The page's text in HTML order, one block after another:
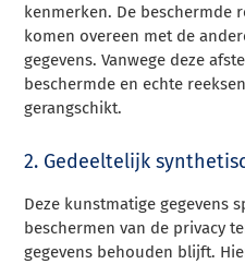
kenmerken. De beschermde
komen overeen met de
gegevens. Vanwege deze
beschermde en echte
gerangschikt.
2. Gedeeltelijk
Deze kunstmatige gegevens
beschermen van de privacy
gegevens behouden blijft.